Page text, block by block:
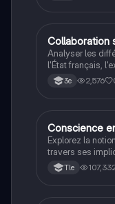
CHistoire
Collaboration
Analyser les
l'État français,
la Seconde
3e 2,576
Philosophie
Conscience
Explorez la
travers ses
connaissance.
débats
Tle